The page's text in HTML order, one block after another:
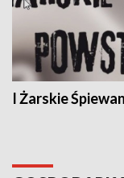
I Żarskie